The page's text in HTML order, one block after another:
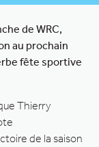
de WRC,
au prochain
fête sportive
Thierry
de la saison